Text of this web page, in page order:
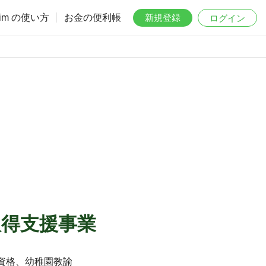
の使い方 お金の便利帳 新規登録 ログイン
支援事業
格、幼稚園教諭